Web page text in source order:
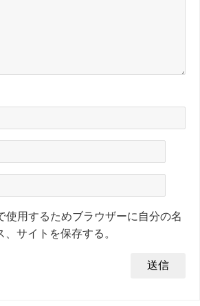
使用するためブラウザーに自分の名
サイトを保存する。